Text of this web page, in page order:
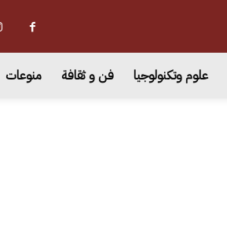
علوم وتكنولوجيا فن و ثقافة منوعات